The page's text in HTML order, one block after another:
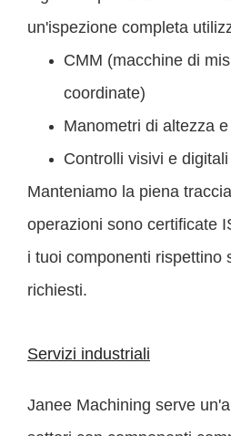
un'ispezione completa
CMM (macchine di
coordinate)
Manometri di altezza
Controlli visivi e digitali
Manteniamo la piena
operazioni sono certificate
i tuoi componenti rispettino
richiesti.
Servizi industriali
Janee Machining serve